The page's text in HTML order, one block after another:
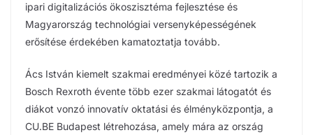
ipari digitalizációs ökoszisztéma fejlesztése és
Magyarország technológiai versenyképességének
erősítése érdekében kamatoztatja tovább.
Ács István kiemelt szakmai eredményei közé tartozik a
Bosch Rexroth évente több ezer szakmai látogatót és
diákot vonzó innovatív oktatási és élményközpontja, a
CU.BE Budapest létrehozása, amely mára az ország